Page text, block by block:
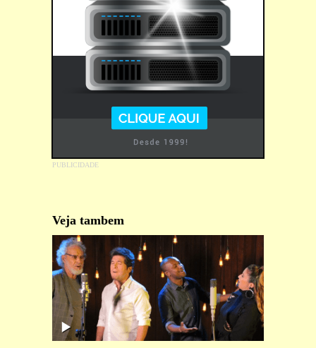
Veja tambem